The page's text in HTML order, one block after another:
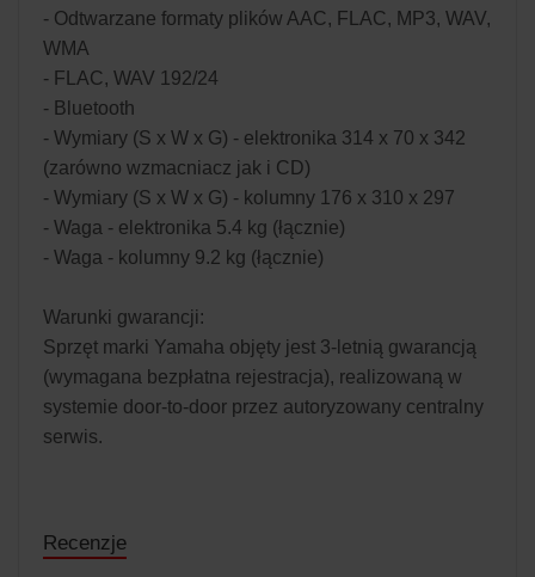
- Odtwarzane formaty plików AAC, FLAC, MP3, WAV,
WMA
- FLAC, WAV 192/24
- Bluetooth
- Wymiary (S x W x G) - elektronika 314 x 70 x 342
(zarówno wzmacniacz jak i CD)
- Wymiary (S x W x G) - kolumny 176 x 310 x 297
- Waga - elektronika 5.4 kg (łącznie)
- Waga - kolumny 9.2 kg (łącznie)
Warunki gwarancji:
Sprzęt marki Yamaha objęty jest 3-letnią gwarancją
(wymagana bezpłatna rejestracja), realizowaną w
systemie door-to-door przez autoryzowany centralny
serwis.
Recenzje